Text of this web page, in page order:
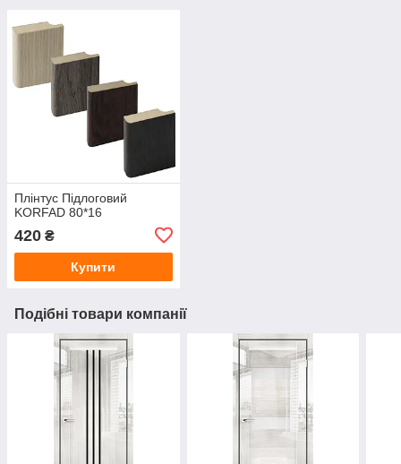
Плінтус Підлоговий
KORFAD 80*16
420 ₴
Купити
Подібні товари компанії